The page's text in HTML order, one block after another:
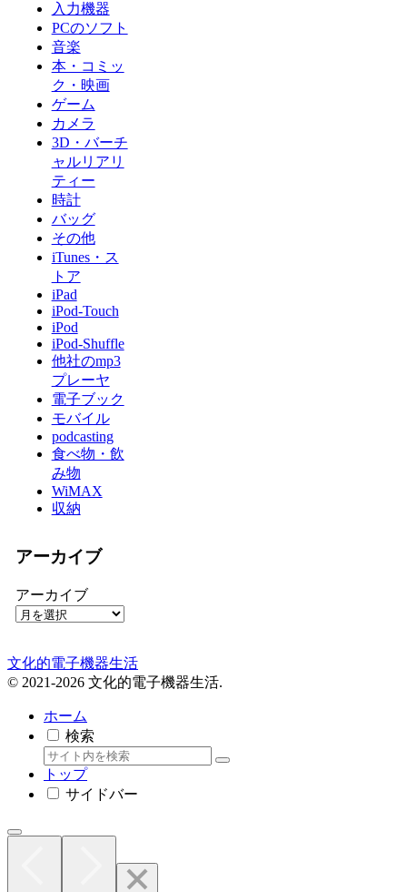
入力機器
PCのソフト
音楽
本・コミッ
ク・映画
ゲーム
カメラ
3D・バーチ
ャルリアリ
ティー
時計
バッグ
その他
iTunes・ス
トア
iPad
iPod-Touch
iPod
iPod-Shuffle
他社のmp3
プレーヤ
電子ブック
モバイル
podcasting
食べ物・飲
み物
WiMAX
収納
アーカイブ
アーカイブ
文化的電子機器生活
© 2021-2026 文化的電子機器生活.
ホーム
検索
トップ
サイドバー